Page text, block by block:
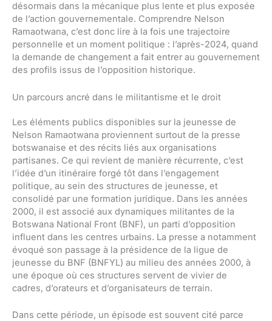
désormais dans la mécanique plus lente et plus exposée
de l’action gouvernementale. Comprendre Nelson
Ramaotwana, c’est donc lire à la fois une trajectoire
personnelle et un moment politique : l’après-2024, quand
la demande de changement a fait entrer au gouvernement
des profils issus de l’opposition historique.
Un parcours ancré dans le militantisme et le droit
Les éléments publics disponibles sur la jeunesse de
Nelson Ramaotwana proviennent surtout de la presse
botswanaise et des récits liés aux organisations
partisanes. Ce qui revient de manière récurrente, c’est
l’idée d’un itinéraire forgé tôt dans l’engagement
politique, au sein des structures de jeunesse, et
consolidé par une formation juridique. Dans les années
2000, il est associé aux dynamiques militantes de la
Botswana National Front (BNF), un parti d’opposition
influent dans les centres urbains. La presse a notamment
évoqué son passage à la présidence de la ligue de
jeunesse du BNF (BNFYL) au milieu des années 2000, à
une époque où ces structures servent de vivier de
cadres, d’orateurs et d’organisateurs de terrain.
Dans cette période, un épisode est souvent cité parce